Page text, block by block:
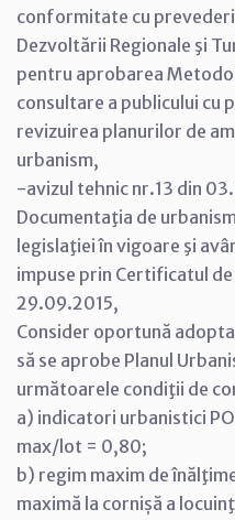
conformitate cu
Dezvoltării Regionale şi
pentru aprobarea
consultare a publicului cu
revizuirea planurilor de
urbanism,
-avizul tehnic nr.13 din
Documentaţia de
legislaţiei în vigoare şi
impuse prin Certificatul
29.09.2015,
Consider oportună
să se aprobe Planul
următoarele condiţii de
a) indicatori urbanistici
max/lot = 0,80;
b) regim maxim de
maximă la cornișă a